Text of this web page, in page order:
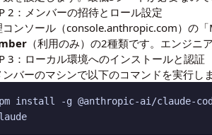
2：メンバーの招待とロール設定
コンソール（console.anthropic.com）の
（利用のみ）の2種類です。エンジ
3：ローカル環境へのインストールと認証
バーのマシンで以下のコマンドを実行しま
install -g @anthropic-ai/claude-